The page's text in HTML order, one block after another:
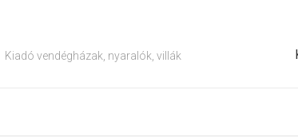
Kiadó vendégházak, nyaralók, villák